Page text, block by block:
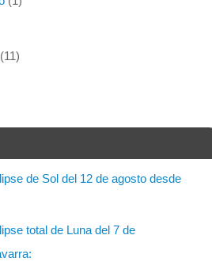
de Sol del 12 de agosto desde
total de Luna del 7 de